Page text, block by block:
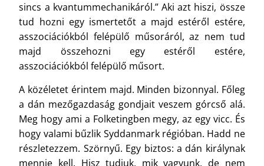
sincs a kvantummechanikáról.” Aki azt hiszi, össze
tud hozni egy ismertetőt a majd estéről estére,
asszociációkból felépülő műsoráról, az nem tud
majd összehozni egy estéről estére,
asszociációkból felépülő műsort.
A közéletet érintem majd. Minden bizonnyal. Főleg
a dán mezőgazdaság gondjait veszem górcső alá.
Meg hogy ami a Folketingben megy, az egy vicc. És
hogy valami bűzlik Syddanmark régióban. Hadd ne
részletezzem. Szörnyű. Egy biztos: a dán királynak
mennie kell. Hisz tudjuk, mik vagyunk, de nem